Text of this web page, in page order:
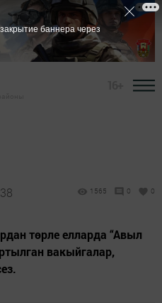
1565 0 0
төрле елларда “Авыл
вакыйгалар,
баннера через